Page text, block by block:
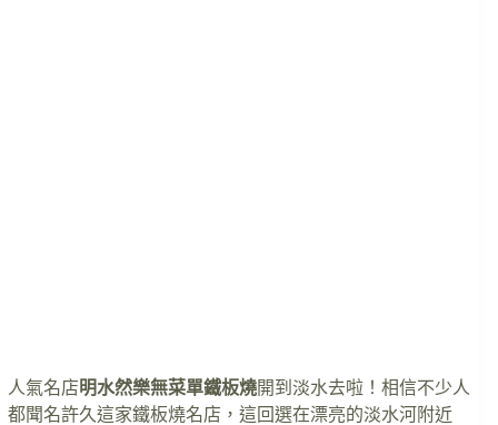
人氣名店明水然樂無菜單鐵板燒開到淡水去啦！相信不少人
都聞名許久這家鐵板燒名店，這回選在漂亮的淡水河附近